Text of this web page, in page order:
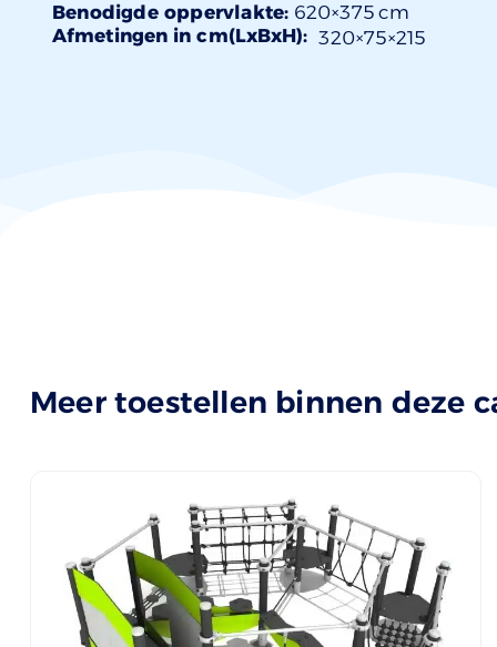
Benodigde oppervlakte: 620×375 cm
Afmetingen in cm(LxBxH): 320×75×215
Meer toestellen binnen deze